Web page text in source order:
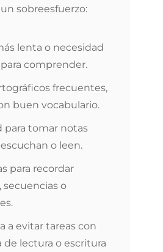
sobreesfuerzo:
lenta o necesidad
comprender.
frecuentes,
buen vocabulario.
para tomar notas
o leen.
para recordar
secuencias o
a evitar tareas con
de lectura o escritura